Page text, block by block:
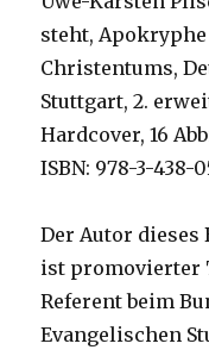
steht,
Christentums,
Stuttgart, 2.
Hardcover, 16
ISBN: 978-3-438-
Der Autor dieses
ist promovierter
Referent beim
Evangelischen